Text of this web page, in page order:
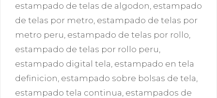
estampado de telas de algodon estampado
de telas por metro estampado de telas por
metro peru estampado de telas por rollo
estampado de telas por rollo peru
estampado digital tela estampado en tela
definicion estampado sobre bolsas de tela
estampado tela continua estampados de